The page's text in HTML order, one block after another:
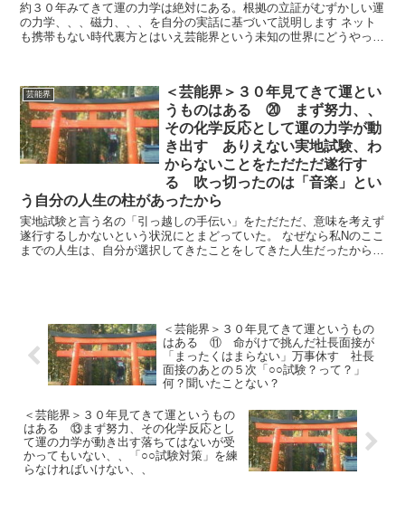
約３０年みてきて運の力学は絶対にある。根拠の立証がむずかしい運
の力学、、、磁力、、、を自分の実話に基づいて説明します ネット
も携帯もない時代裏方とはいえ芸能界という未知の世界にどうやって
芸能界
＜芸能界＞３０年見てきて運とい
うものはある ⑳ まず努力、、
その化学反応として運の力学が動
き出す ありえない実地試験、わ
からないことをただただ遂行す
る 吹っ切ったのは「音楽」とい
う自分の人生の柱があったから
実地試験と言う名の「引っ越しの手伝い」をただただ、意味を考えず
遂行するしかないという状況にとまどっていた。 なぜなら私Nのここ
までの人生は、自分が選択してきたことをしてきた人生だったから。
＜芸能界＞３０年見てきて運というもの
はある ⑪ 命がけで挑んだ社長面接が
「まったくはまらない」万事休す 社長
面接のあとの５次「○○試験？って？」
何？聞いたことない？
＜芸能界＞３０年見てきて運というもの
はある ⑬まず努力、その化学反応とし
て運の力学が動き出す落ちてはないが受
かってもいない、、「○○試験対策」を練
らなければいけない、、